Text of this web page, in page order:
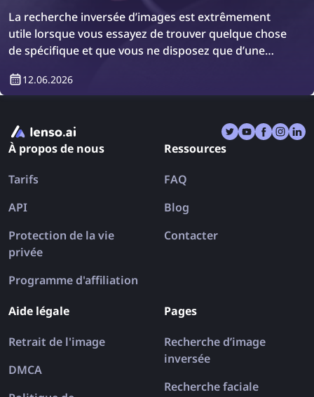
La recherche inversée d’images est extrêmement
utile lorsque vous essayez de trouver quelque chose
de spécifique et que vous ne disposez que d’une
bien connus comme lenso.ai, TinEye et Copyseeker
seule. Découvrons les meilleures applications de
recherche inversée d’images pour iPhone et Android
12.06.2026
À propos de nous
Tarifs
API
Protection de la vie
privée
Programme d'affiliation
Ressources
FAQ
Blog
Contacter
Aide légale
Retrait de l'image
DMCA
Pages
Recherche d’image
inversée
Recherche faciale